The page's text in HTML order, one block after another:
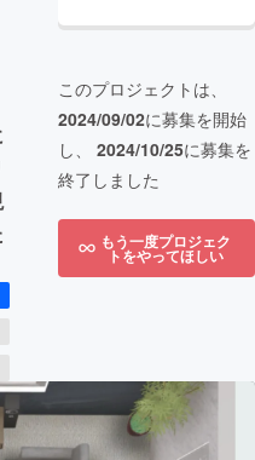
このプロジェクトは、
2024/09/02に募集を開始
し、 2024/10/25に募集を
終了しました
もう一度プロジェク
トをやってほしい